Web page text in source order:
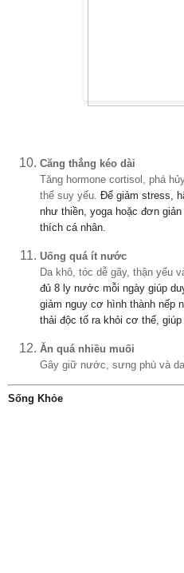
Căng thẳng kéo dài
Tăng hormone cortisol, phá
thể suy yếu. Để giảm stress,
như thiền, yoga hoặc đơn
thích cá nhân.
Uống quá ít nước
Da khô, tóc dễ gãy, thận yếu
đủ 8 ly nước mỗi ngày giúp
giảm nguy cơ hình thành nếp
thải độc tố ra khỏi cơ thể, giúp
Ăn quá nhiều muối
Gây giữ nước, sưng phù và da
Sống Khỏe